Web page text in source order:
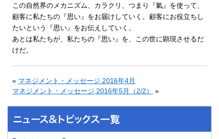
この自然界のメカニズム、カラクリ、つまり『氣』を使って、
顧客に私たちの『思い』をお届けしていく。顧客にお役立ちし
たいという『思い』をお伝えしていく。
あとは私たちが、私たちの『思い』を、この世に顕現させるだ
けだ。
« マネジメント・メッセージ 2016年4月
マネジメント・メッセージ 2016年5月（2/2）
»